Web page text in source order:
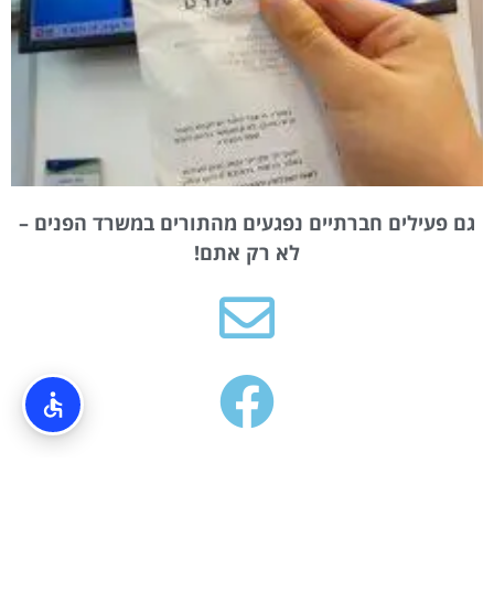
גם פעילים חברתיים נפגעים מהתורים במשרד הפנים –
לא רק אתם!